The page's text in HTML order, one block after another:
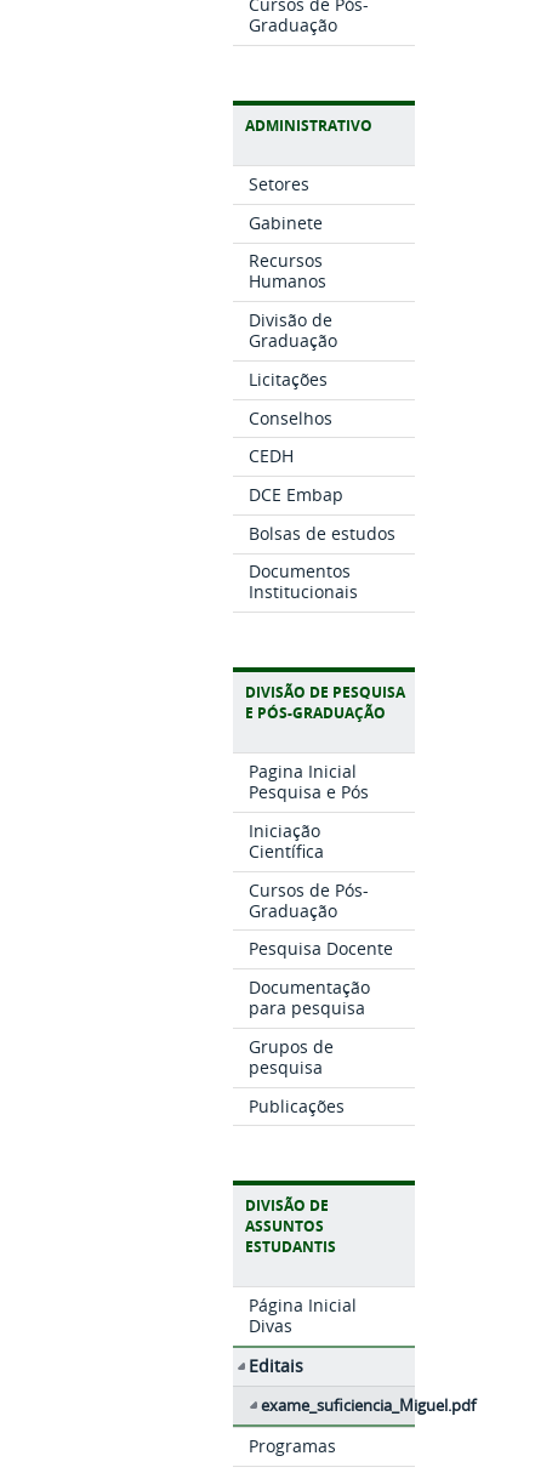
Graduação
ADMINISTRATIVO
Setores
Gabinete
Recursos
Humanos
Divisão de
Graduação
Licitações
Conselhos
CEDH
DCE Embap
Bolsas de estudos
Documentos
Institucionais
DIVISÃO DE PESQUISA
E PÓS-GRADUAÇÃO
Pagina Inicial
Pesquisa e Pós
Iniciação
Científica
Cursos de Pós-
Graduação
Pesquisa Docente
Documentação
para pesquisa
Grupos de
pesquisa
Publicações
DIVISÃO DE
ASSUNTOS
ESTUDANTIS
Página Inicial
Divas
Editais
exame_suficiencia_Miguel.pdf
Programas